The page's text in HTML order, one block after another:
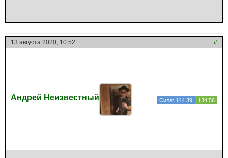
13 августа 2020, 10:52 #
Андрей Неизвестный Сила: 144.39 134.56